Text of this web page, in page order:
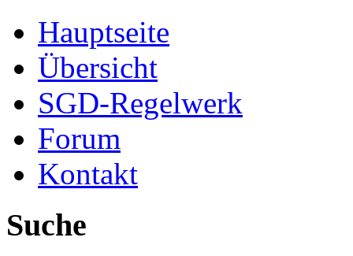
Hauptseite
Übersicht
SGD-Regelwerk
Forum
Kontakt
Suche